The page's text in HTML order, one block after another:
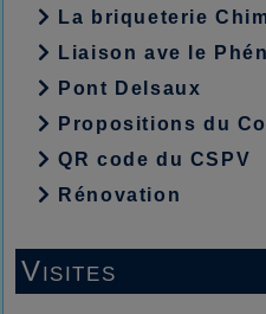
La briqueterie
Liaison ave le
Pont Delsaux
Propositions du
QR code du CSPV
Rénovation
Visites